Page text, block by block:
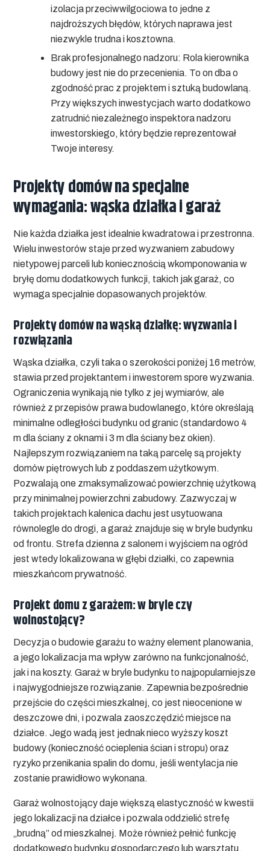
izolacja przeciwwilgociowa to jedne z
najdroższych błędów, których naprawa jest
niezwykle trudna i kosztowna.
Brak profesjonalnego nadzoru: Rola kierownika
budowy jest nie do przecenienia. To on dba o
zgodność prac z projektem i sztuką budowlaną.
Przy większych inwestycjach warto dodatkowo
zatrudnić niezależnego inspektora nadzoru
inwestorskiego, który będzie reprezentował
Twoje interesy.
Projekty domów na specjalne
wymagania: wąska działka i garaż
Nie każda działka jest idealnie kwadratowa i przestronna.
Wielu inwestorów staje przed wyzwaniem zabudowy
nietypowej parceli lub koniecznością wkomponowania w
bryłę domu dodatkowych funkcji, takich jak garaż, co
wymaga specjalnie dopasowanych projektów.
Projekty domów na wąską działkę: wyzwania i
rozwiązania
Wąska działka, czyli taka o szerokości poniżej 16 metrów,
stawia przed projektantem i inwestorem spore wyzwania.
Ograniczenia wynikają nie tylko z jej wymiarów, ale
również z przepisów prawa budowlanego, które określają
minimalne odległości budynku od granic (standardowo 4
m dla ściany z oknami i 3 m dla ściany bez okien).
Najlepszym rozwiązaniem na taką parcelę są projekty
domów piętrowych lub z poddaszem użytkowym.
Pozwalają one zmaksymalizować powierzchnię użytkową
przy minimalnej powierzchni zabudowy. Zazwyczaj w
takich projektach kalenica dachu jest usytuowana
równolegle do drogi, a garaż znajduje się w bryle budynku
od frontu. Strefa dzienna z salonem i wyjściem na ogród
jest wtedy lokalizowana w głębi działki, co zapewnia
mieszkańcom prywatność.
Projekt domu z garażem: w bryle czy
wolnostojący?
Decyzja o budowie garażu to ważny element planowania,
a jego lokalizacja ma wpływ zarówno na funkcjonalność,
jak i na koszty. Garaż w bryle budynku to najpopularniejsze
i najwygodniejsze rozwiązanie. Zapewnia bezpośrednie
przejście do części mieszkalnej, co jest nieocenione w
deszczowe dni, i pozwala zaoszczędzić miejsce na
działce. Jego wadą jest jednak nieco wyższy koszt
budowy (konieczność ocieplenia ścian i stropu) oraz
ryzyko przenikania spalin do domu, jeśli wentylacja nie
zostanie prawidłowo wykonana.
Garaż wolnostojący daje większą elastyczność w kwestii
jego lokalizacji na działce i pozwala oddzielić strefę
„brudną” od mieszkalnej. Może również pełnić funkcję
dodatkowego budynku gospodarczego lub warsztatu.